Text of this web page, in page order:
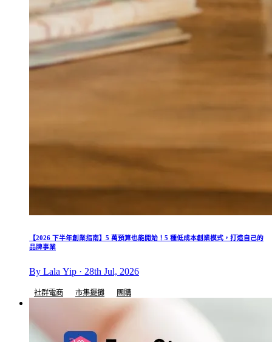
【2026 下半年創業指南】5 萬預算也能開始！5 種低成本創業模式，打造自己的
品牌事業
By Lala Yip · 28th Jul, 2026
社群電商 市集擺攤 團購